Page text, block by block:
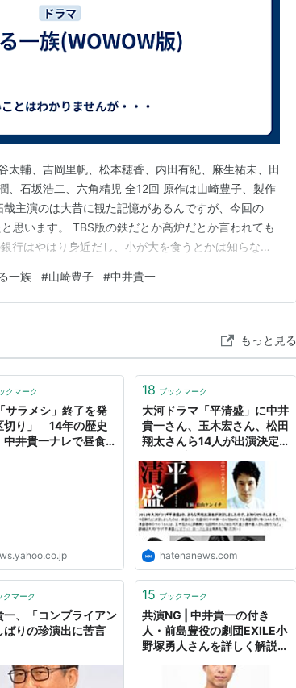
ジテレビ） - 片山ヒロシ 役
6月、NHK）
〜(TBS、2010年11月3日-11月7日)
ェルジュ（2011年11月5日、フジテレビ） - 小佐
NHK） - 平忠盛 役
3月、フジテレビ） - 長倉和平 役
日、東宝） - 磐田とおる 役
なった男の物語（2010年5月29日、松竹） - 筒井
28日公開、東宝）- 真田幸一 役
）- 威王 役
公開、東宝）- 小佐野徹 役
- 草波勝警視正 役
年1月28日、東宝） - 青柳武明 役
kiichi.html
太輔、吉岡里帆、松本穂香、内田有紀、麻生祐未、田
、石坂浩二、六角精児 全12回 原作は山崎豊子、製作
主演のは大昔に観た記憶があるんですが、今回の
思います。 TBS版の鉄だとか高炉だとか言われても
行はやはり身近だし、小が大を食うとかは知らない
めて作った口座が協和銀行で、その銀行も合併であさ
しても、あま…
一族 #山崎豊子 #中井貴一
もっと見る
クマーク
サラメシ」終了を発
切り」 14年の歴史
井貴一ナレで昼食を
18 ブックマーク
大河ドラマ「平清盛」に中井
貴一さん、玉木宏さん、松田
翔太さんら14人が出演決定 -
hatenanews.com
クマーク
一、「コンプライアン
ばりの珍演出に苦言
15 ブックマーク
共演NG | 中井貴一の付き
人・前島豊役の劇団EXILE小
野塚勇人さんを詳しく解説！